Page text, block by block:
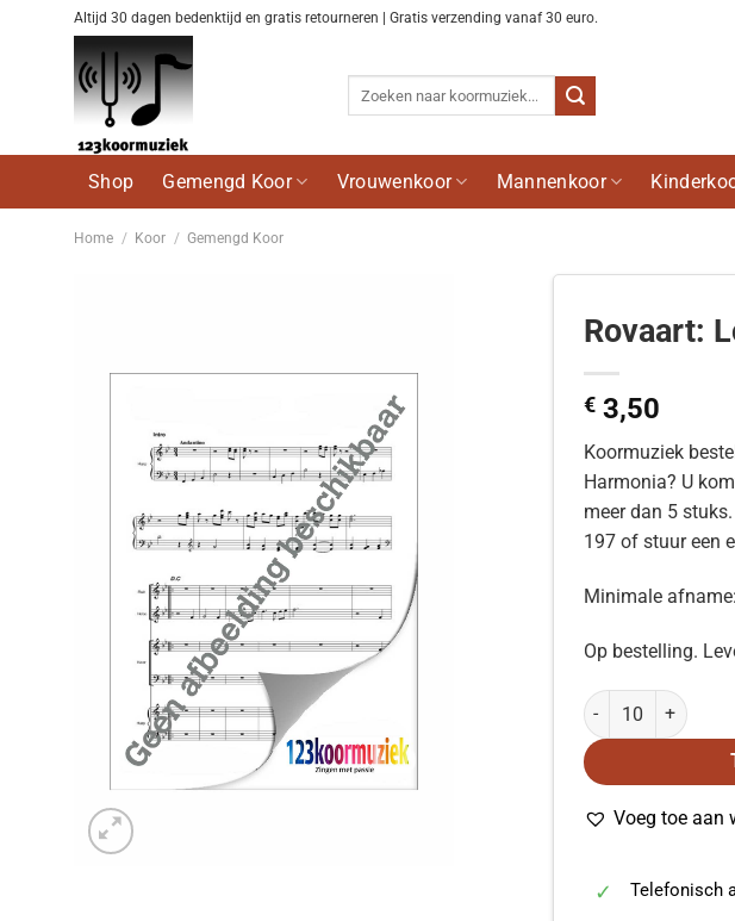
Altijd 30 dagen bedenktijd en gratis retourneren | Gratis verzending vanaf 30 euro.
Shop Gemengd Koor Vrouwenkoor Mannenkoor
Home / Koor / Gemengd Koor
toe aan
wenslijst
Rovaart:
€3,50
Koormuziek
Harmonia? U
meer dan 5
197 of stuur een
Minimale
Op bestelling.
Rovaart: Loflied
Voeg toe aan
Telefonisch